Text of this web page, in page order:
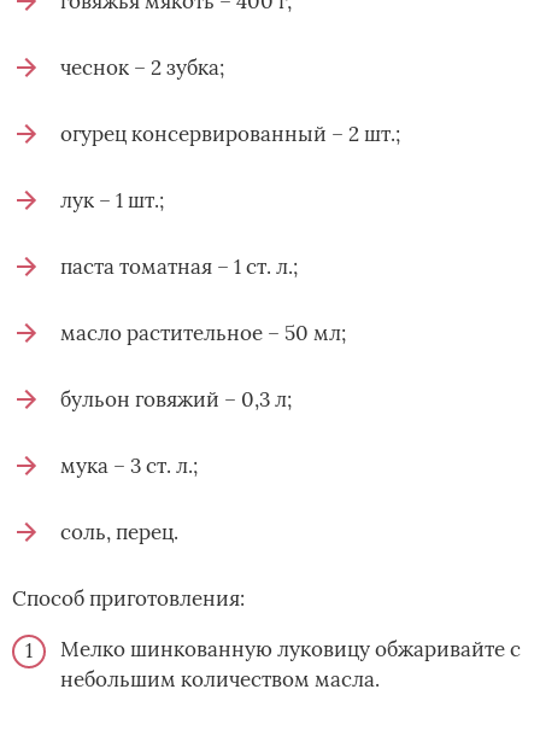
чеснок – 2 зубка;
огурец консервированный – 2 шт.;
лук – 1 шт.;
паста томатная – 1 ст. л.;
масло растительное – 50 мл;
бульон говяжий – 0,3 л;
мука – 3 ст. л.;
соль, перец.
Способ приготовления:
Мелко шинкованную луковицу обжаривайте с
небольшим количеством масла.